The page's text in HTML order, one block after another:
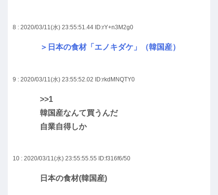
8 : 2020/03/11(水) 23:55:51.44 ID:rY+n3M2g0
＞日本の食材「エノキダケ」（韓国産）
9 : 2020/03/11(水) 23:55:52.02 ID:rkdMNQTY0
>>1
韓国産なんて買うんだ
自業自得しか
10 : 2020/03/11(水) 23:55:55.55 ID:f316f6/50
日本の食材(韓国産)